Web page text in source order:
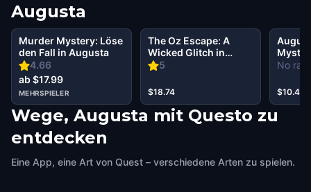
Augusta
4.66
Murder Mystery: Löse
den Fall in Augusta
ab $17.99
MEHRSPIELER
5
The Oz Escape: A
Wicked Glitch in
Augusta
$18.74
No
Secret
$10.49
Wege, Augusta mit Questo zu
entdecken
Eine App, eine Art von Quest – verschiedene Arten zu spielen.